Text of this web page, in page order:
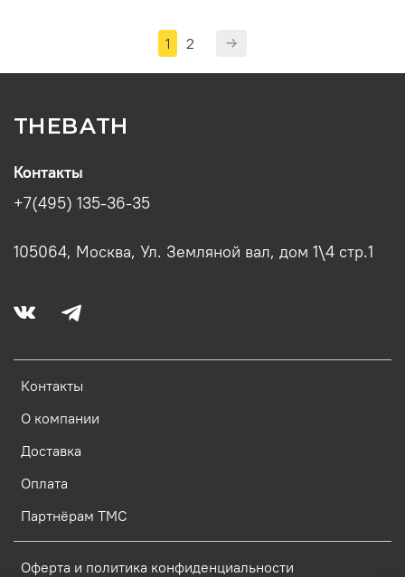
1 2
THEBATH
Контакты
О компании
Доставка
Оплата
Партнёрам ТМС
Оферта и политика конфиденциальности
Контакты
+7(495) 135-36-35
105064, Москва, Ул. Земляной вал, дом 1\4 стр.1